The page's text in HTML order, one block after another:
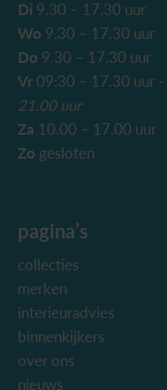
Di 9.30 – 17.30 uur
Wo 9.30 – 17.30 uur
Do 9.30 – 17.30 uur
Vr 09:30 – 17.30 uur -
21.00 uur
Za 10.00 – 17.00 uur
Zo gesloten
pagina’s
collecties
merken
interieuradvies
binnenkijkers
over ons
nieuws